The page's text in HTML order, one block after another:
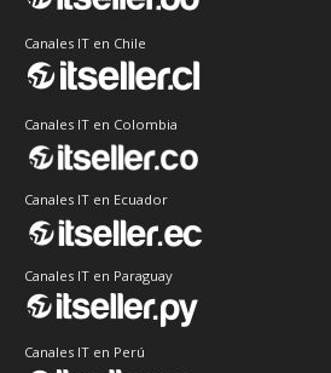
Canales IT en Chile
Canales IT en Colombia
Canales IT en Ecuador
Canales IT en Paraguay
Canales IT en Perú